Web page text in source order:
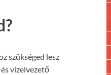
szükséged lesz
vízelvezető